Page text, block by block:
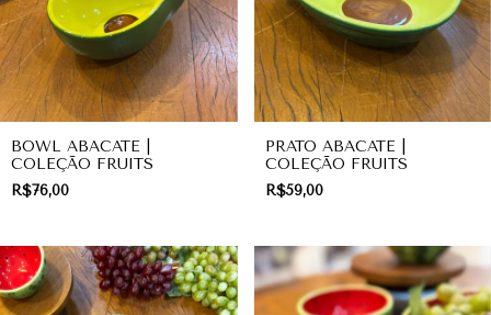
BOWL ABACATE |
COLEÇÃO FRUITS
R$76,00
PRATO ABACATE |
COLEÇÃO FRUITS
R$59,00